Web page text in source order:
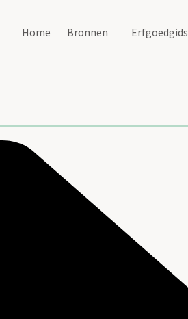
Home Bronnen Erfgoedgids